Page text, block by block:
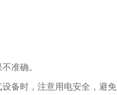
准确。​
备时，注意用电安全，避免